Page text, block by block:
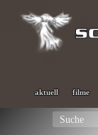
aktuell filme